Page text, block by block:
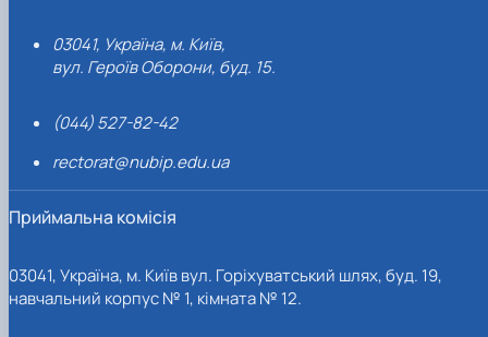
• у використанні фізичної культури в соціальній і фізичній
адаптації інвалідів, дітей-сиріт;
• у зростаючому обсязі спортивного телерадіомовлення
та ролі телебачення у формуванні здорового способу
життя;
• у розвитку фізкультурно-оздоровчої та спортивної
інфраструктури з урахуванням інтересів і потреб
• у різних формах, методах і засобах, що пропонуються на
ринку фізкультурно-оздоровчих і спортивних послуг.
03041, Україна, м. Київ,
вул. Героїв Оборони, буд. 15.
(044) 527-82-42
rectorat@nubip.edu.ua
Приймальна комісія
03041, Україна, м. Київ вул. Горіхуватський шлях, буд. 19,
навчальний корпус № 1, кімната № 12.